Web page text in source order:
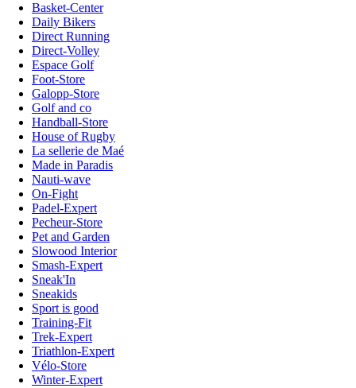
Basket-Center
Daily Bikers
Direct Running
Direct-Volley
Espace Golf
Foot-Store
Galopp-Store
Golf and co
Handball-Store
House of Rugby
La sellerie de Maé
Made in Paradis
Nauti-wave
On-Fight
Padel-Expert
Pecheur-Store
Pet and Garden
Slowood Interior
Smash-Expert
Sneak'In
Sneakids
Sport is good
Training-Fit
Trek-Expert
Triathlon-Expert
Vélo-Store
Winter-Expert